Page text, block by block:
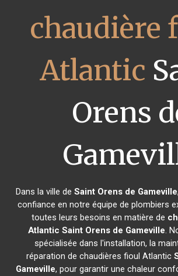
chaudière
Atlantic
Orens
Dans la ville de Saint Orens de Gameville
confiance en notre équipe de plombiers
toutes leurs besoins en matière de
Atlantic Saint Orens de Gameville.
spécialisée dans l'installation, la
réparation de chaudières fioul Atlantic
Gameville, pour garantir une chaleur